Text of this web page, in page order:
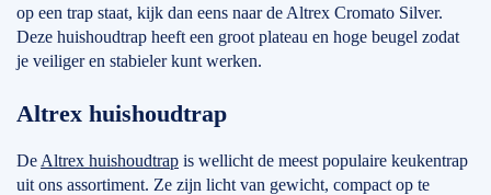
op een trap staat, kijk dan eens naar de Altrex Cromato Silver.
Deze huishoudtrap heeft een groot plateau en hoge beugel zodat
je veiliger en stabieler kunt werken.
Altrex huishoudtrap
De Altrex huishoudtrap is wellicht de meest populaire keukentrap
uit ons assortiment. Ze zijn licht van gewicht, compact op te